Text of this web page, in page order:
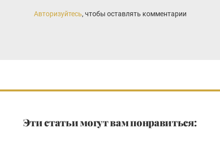
Авторизуйтесь, чтобы оставлять комментарии
Эти статьи могут вам понравиться: